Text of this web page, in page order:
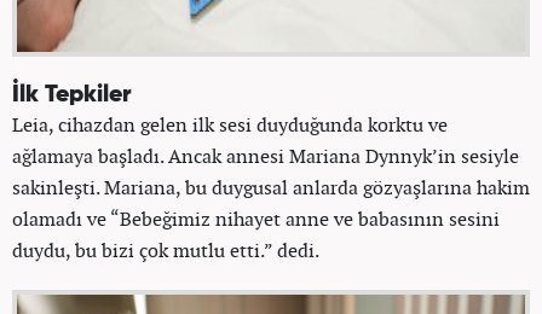
İlk Tepkiler
Leia, cihazdan gelen ilk sesi duyduğunda korktu ve
ağlamaya başladı. Ancak annesi Mariana Dynnyk’in sesiyle
sakinleşti. Mariana, bu duygusal anlarda gözyaşlarına hakim
olamadı ve “Bebeğimiz nihayet anne ve babasının sesini
duydu, bu bizi çok mutlu etti.” dedi.